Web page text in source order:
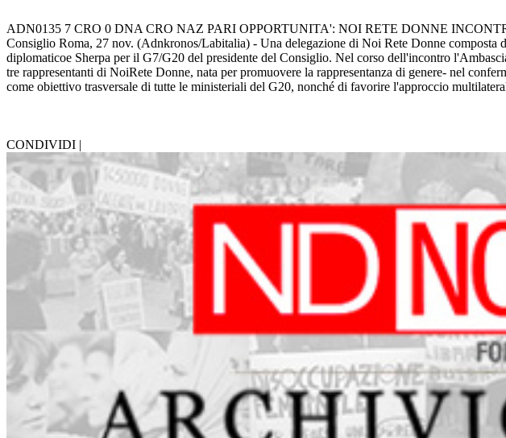
ADN0135 7 CRO 0 DNA CRO NAZ PARI OPPORTUNITA': NOI RETE DONNE
Consiglio Roma, 27 nov. (Adnkronos/Labitalia) - Una delegazione di Noi Rete Donne
diplomaticoe Sherpa per il G7/G20 del presidente del Consiglio. Nel corso dell'incontro
tre rappresentanti di NoiRete Donne, nata per promuovere la rappresentanza di genere- nel
come obiettivo trasversale di tutte le ministeriali del G20, nonché di favorire l'approccio
CONDIVIDI |